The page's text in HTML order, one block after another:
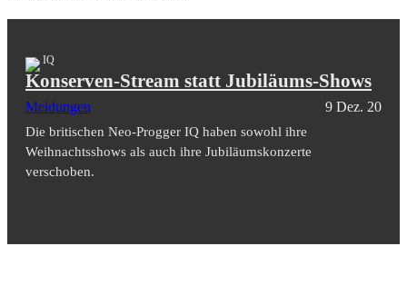
IQ
Konserven-Stream statt Jubiläums-Shows
Meldungen 9 Dez. 20
Die britischen Neo-Progger IQ haben sowohl ihre
Weihnachtsshows als auch ihre Jubiläumskonzerte
verschoben.